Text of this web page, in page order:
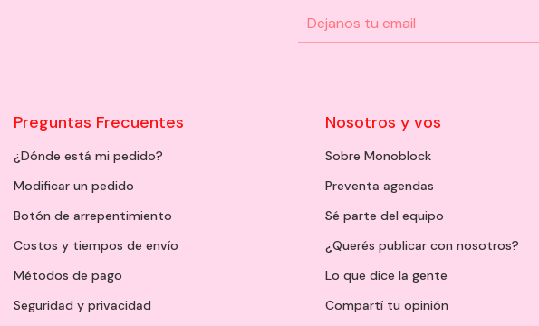
Preguntas Frecuentes
¿Dónde está mi pedido?
Modificar un pedido
Botón de arrepentimiento
Costos y tiempos de envío
Métodos de pago
Seguridad y privacidad
Nosotros y vos
Sobre Monoblock
Preventa agendas
Sé parte del equipo
¿Querés publicar con nosotros?
Lo que dice la gente
Compartí tu opinión